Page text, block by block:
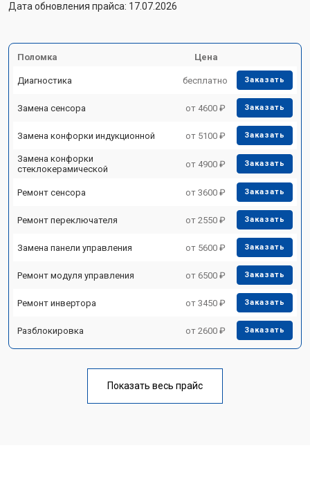
Дата обновления прайса: 17.07.2026
Поломка Цена
Диагностика бесплатно Заказать
Замена сенсора от 4600 ₽ Заказать
Замена конфорки индукционной от 5100 ₽ Заказать
Замена конфорки
стеклокерамической
от 4900 ₽ Заказать
Ремонт сенсора от 3600 ₽ Заказать
Ремонт переключателя от 2550 ₽ Заказать
Замена панели управления от 5600 ₽ Заказать
Ремонт модуля управления от 6500 ₽ Заказать
Ремонт инвертора от 3450 ₽ Заказать
Разблокировка от 2600 ₽ Заказать
Показать весь прайс